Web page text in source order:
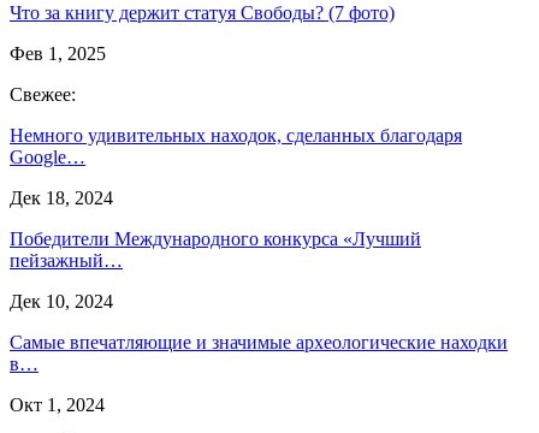
Что за книгу держит статуя Свободы? (7 фото)
Фев 1, 2025
Свежее:
Немного удивительных находок, сделанных благодаря
Google…
Дек 18, 2024
Победители Международного конкурса «Лучший
пейзажный…
Дек 10, 2024
Самые впечатляющие и значимые археологические находки
в…
Окт 1, 2024